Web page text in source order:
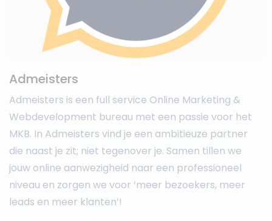
Admeisters
Admeisters is een full service Online Marketing &
Webdevelopment bureau met een passie voor het
MKB. In Admeisters vind je een ambitieuze partner
die naast je zit; niet tegenover je. Samen tillen we
jouw online aanwezigheid naar een professioneel
niveau en zorgen we voor ‘meer bezoekers, meer
leads en meer klanten’!